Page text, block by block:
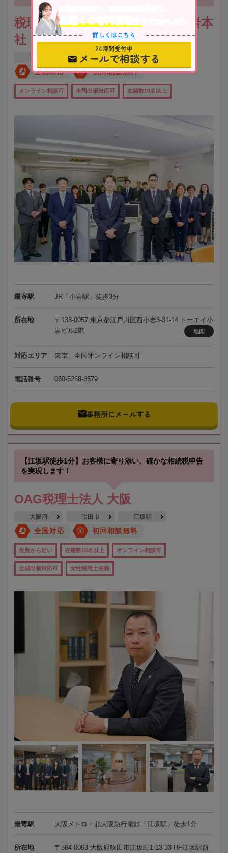
税理士法人根本税理士事務所 小岩本
社
東京都 江戸川区
全国対応 初回相談無料
オンライン相談可 全国出張対応可 在籍数10名以上
最寄駅 JR「小岩駅」徒歩3分
所在地
〒133-0057 東京都江戸川区西小岩3-31-14 トーエイ小
岩ビル2階
地図
対応エリア 東京、全国オンライン相談可
電話番号 050-5268-8579
事務所にメールする
【江坂駅徒歩1分】お客様に寄り添い、確かな相続税申告
を実現します！
OAG税理士法人 大阪
大阪府 吹田市 江坂駅
全国対応 初回相談無料
役所から近い 在籍数10名以上 オンライン相談可
全国出張対応可 女性税理士在籍
最寄駅 大阪メトロ・北大阪急行電鉄「江坂駅」徒歩1分
所在地
〒564-0063 大阪府吹田市江坂町1-13-33 HF江坂駅前
不動産や株式等、相続資産に合わせて、
お近くの専門税理士
をご紹介します。
詳しくはこちら
24時間受付中
メールで相談する